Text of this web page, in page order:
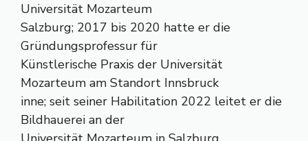
Universität Mozarteum
Salzburg; 2017 bis 2020 hatte er die
Gründungsprofessur für
Künstlerische Praxis der Universität
Mozarteum am Standort Innsbruck
inne; seit seiner Habilitation 2022 leitet er die
Bildhauerei an der